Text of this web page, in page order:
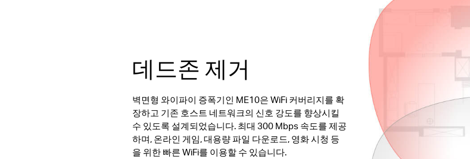
데드존 제거
벽면형 와이파이 증폭기인 ME10은 WiFi 커버리지를 확
장하고 기존 호스트 네트워크의 신호 강도를 향상시킬
수 있도록 설계되었습니다. 최대 300 Mbps 속도를 제공
하며, 온라인 게임, 대용량 파일 다운로드, 영화 시청 등
을 위한 빠른 WiFi를 이용할 수 있습니다.